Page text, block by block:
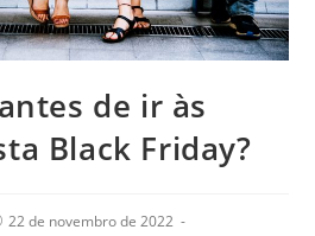
de ir às
Black Friday?
22 de novembro de 2022